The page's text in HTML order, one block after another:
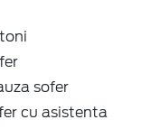
sofer
cu asistenta